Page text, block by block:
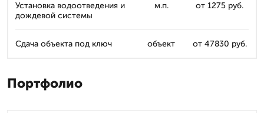
Установка водоотведения и
дождевой системы
м.п. от 1275 руб.
Сдача объекта под ключ объект от 47830 руб.
Портфолио